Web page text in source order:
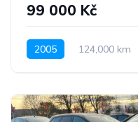
99 000 Kč
2005 124,000 km